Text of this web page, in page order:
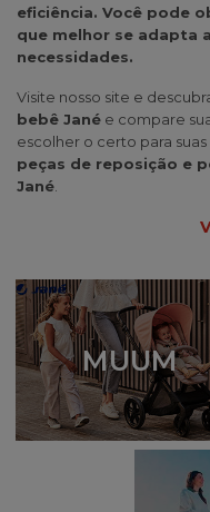
eficiência. Você pode
que melhor se adapta
necessidades.
Visite nosso site e
bebê Jané e compare
escolher o certo para
peças de reposição e
Jané
MUUM